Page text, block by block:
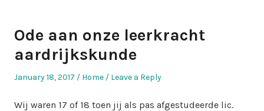
Ode aan onze leerkracht
aardrijkskunde
Posted
January 18, 2017
Posted
Home Leave a Reply
Wij waren 17 of 18 toen jij als pas afgestudeerde lic.